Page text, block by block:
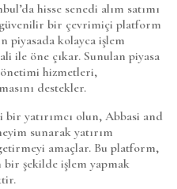
hisse senedi alım satımı
bir çevrimiçi platform
piyasada kolayca işlem
ile öne çıkar. Sunulan piyasa
hizmetleri,
destekler.
yatırımcı olun, Abbasi and
sunarak yatırım
amaçlar. Bu platform,
bir şekilde işlem yapmak